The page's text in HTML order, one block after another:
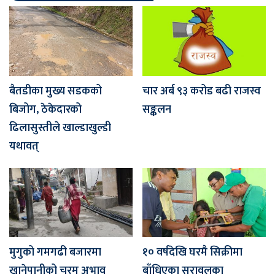
बैतडीका मुख्य सडकको
बिजोग, ठेकेदारको
ढिलासुस्तीले खाल्डाखुल्डी
यथावत्
चार अर्ब ९३ करोड बढी राजस्व
सङ्कलन
मुगुको गमगढी बजारमा
खानेपानीको चरम अभाव
१० वर्षदेखि घरमै सिक्रीमा
बाँधिएका सरावलका